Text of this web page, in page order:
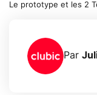
Le prototype et les 2
Par